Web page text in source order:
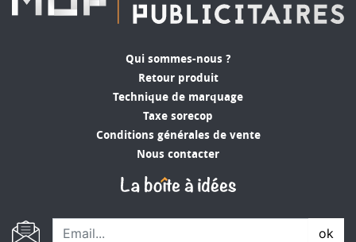
Qui sommes-nous ?
Retour produit
Technique de marquage
Taxe sorecop
Conditions générales de vente
Nous contacter
ok